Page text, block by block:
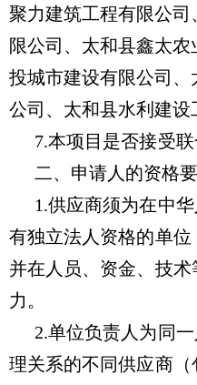
聚力建筑工程有限公
限公司、太和县鑫太
投城市建设有限公司
公司、太和县水利建设
7.本项目是否接受
二、申请人的资格
1.供应商须为在中
有独立法人资格的单位
并在人员、资金、技
力。
2.单位负责人为同
理关系的不同供应商